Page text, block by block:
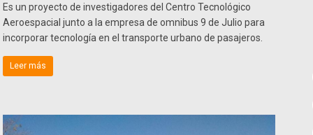
Es un proyecto de investigadores del Centro Tecnológico
Aeroespacial junto a la empresa de omnibus 9 de Julio para
incorporar tecnología en el transporte urbano de pasajeros.
Leer más